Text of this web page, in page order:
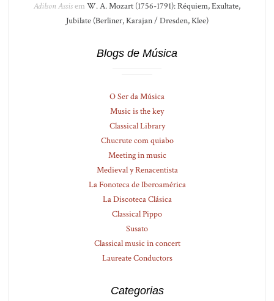
Adilson Assisem W. A. Mozart (1756-1791): Réquiem, Exultate,
Jubilate (Berliner, Karajan / Dresden, Klee)
Blogs de Música
O Ser da Música
Music is the key
Classical Library
Chucrute com quiabo
Meeting in music
Medieval y Renacentista
La Fonoteca de Iberoamérica
La Discoteca Clásica
Classical Pippo
Susato
Classical music in concert
Laureate Conductors
Categorias